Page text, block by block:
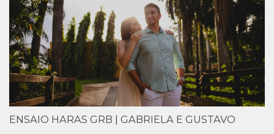
ENSAIO HARAS GRB | GABRIELA E GUSTAVO